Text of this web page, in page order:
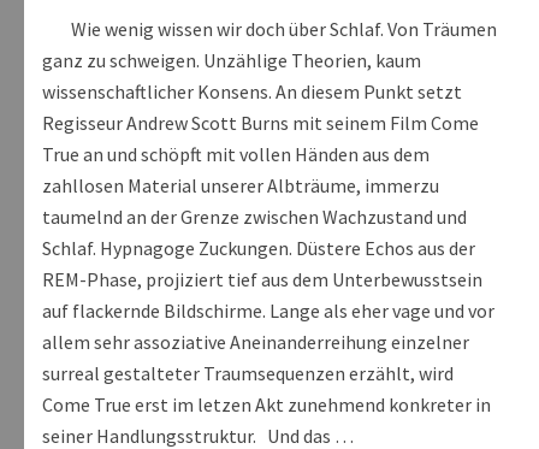
Wie wenig wissen wir doch über Schlaf. Von Träumen
ganz zu schweigen. Unzählige Theorien, kaum
wissenschaftlicher Konsens. An diesem Punkt setzt
Regisseur Andrew Scott Burns mit seinem Film Come
True an und schöpft mit vollen Händen aus dem
zahllosen Material unserer Albträume, immerzu
taumelnd an der Grenze zwischen Wachzustand und
Schlaf. Hypnagoge Zuckungen. Düstere Echos aus der
REM-Phase, projiziert tief aus dem Unterbewusstsein
auf flackernde Bildschirme. Lange als eher vage und vor
allem sehr assoziative Aneinanderreihung einzelner
surreal gestalteter Traumsequenzen erzählt, wird
Come True erst im letzen Akt zunehmend konkreter in
seiner Handlungsstruktur. Und das …